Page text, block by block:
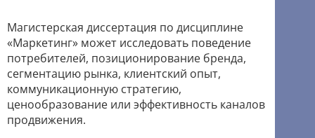
Магистерская диссертация по дисциплине
«Маркетинг» может исследовать поведение
потребителей, позиционирование бренда,
сегментацию рынка, клиентский опыт,
коммуникационную стратегию,
ценообразование или эффективность каналов
продвижения.